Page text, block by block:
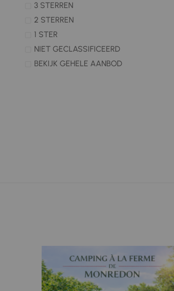
3 STERREN
2 STERREN
1 STER
NIET GECLASSIFICEERD
BEKIJK GEHELE AANBOD